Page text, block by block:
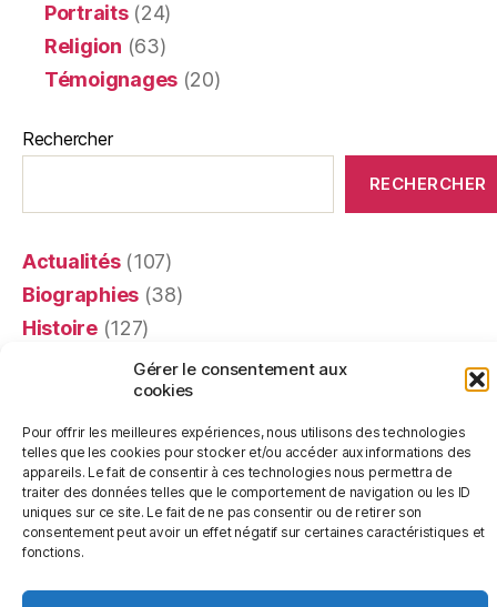
Gérer le consentement aux
cookies
Pour offrir les meilleures expériences, nous utilisons des technologies
telles que les cookies pour stocker et/ou accéder aux informations des
appareils. Le fait de consentir à ces technologies nous permettra de
traiter des données telles que le comportement de navigation ou les ID
uniques sur ce site. Le fait de ne pas consentir ou de retirer son
consentement peut avoir un effet négatif sur certaines caractéristiques et
fonctions.
Portraits(24)
Religion (63)
Témoignages (20)
Rechercher
RECHERCHER
Actualités(107)
Biographies (38)
Histoire(127)
(16)
(4)
Portraits(24)
Recensions(401)
Religion(63)
Témoignages(20)